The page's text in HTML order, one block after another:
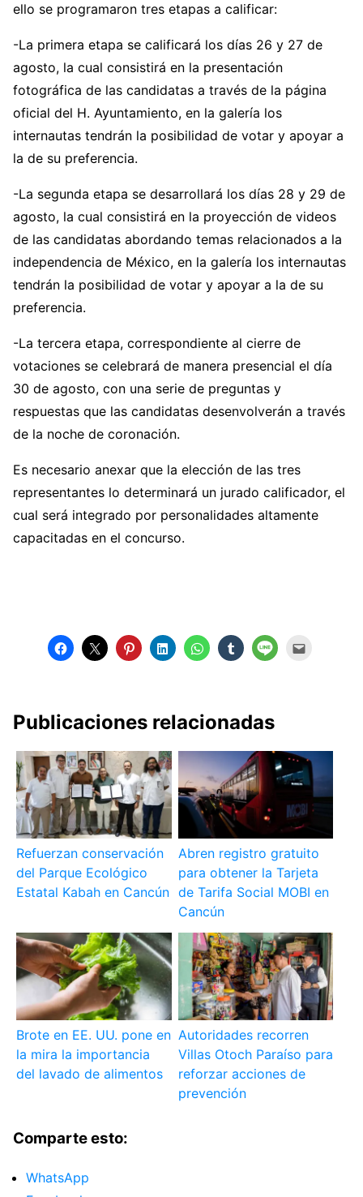
ello se programaron tres etapas a calificar:
-La primera etapa se calificará los días 26 y 27 de
agosto, la cual consistirá en la presentación
fotográfica de las candidatas a través de la página
oficial del H. Ayuntamiento, en la galería los
internautas tendrán la posibilidad de votar y apoyar a
la de su preferencia.
-La segunda etapa se desarrollará los días 28 y 29 de
agosto, la cual consistirá en la proyección de videos
de las candidatas abordando temas relacionados a la
independencia de México, en la galería los internautas
tendrán la posibilidad de votar y apoyar a la de su
preferencia.
-La tercera etapa, correspondiente al cierre de
votaciones se celebrará de manera presencial el día
30 de agosto, con una serie de preguntas y
respuestas que las candidatas desenvolverán a través
de la noche de coronación.
Es necesario anexar que la elección de las tres
representantes lo determinará un jurado calificador, el
cual será integrado por personalidades altamente
capacitadas en el concurso.
Publicaciones relacionadas
Refuerzan conservación
del Parque Ecológico
Estatal Kabah en Cancún
Abren registro gratuito
para obtener la Tarjeta
de Tarifa Social MOBI en
Cancún
Brote en EE. UU. pone en
la mira la importancia
del lavado de alimentos
Autoridades recorren
Villas Otoch Paraíso para
reforzar acciones de
prevención
Comparte esto:
WhatsApp